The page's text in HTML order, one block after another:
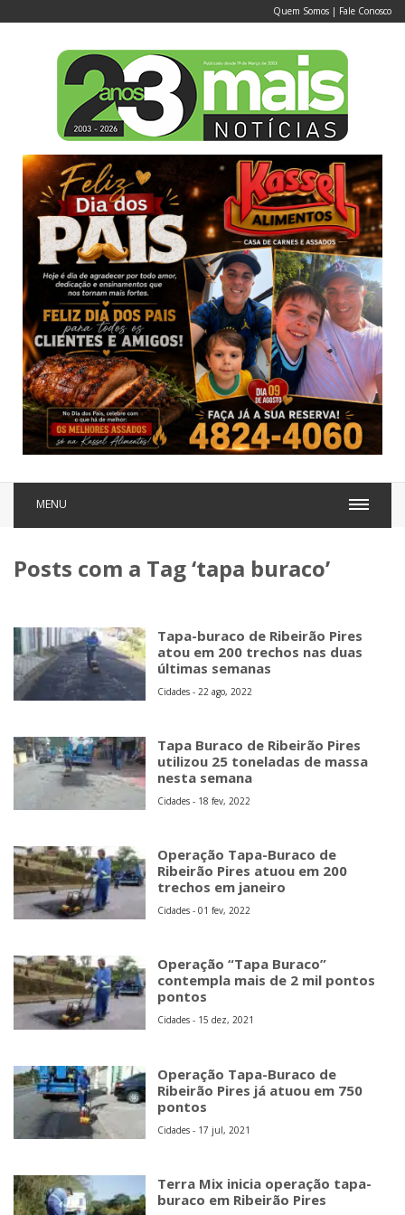
Quem Somos | Fale Conosco
MENU
Posts com a Tag ‘tapa buraco’
Tapa-buraco de Ribeirão Pires
atou em 200 trechos nas duas
últimas semanas
Cidades - 22 ago, 2022
Tapa Buraco de Ribeirão Pires
utilizou 25 toneladas de massa
nesta semana
Cidades - 18 fev, 2022
Operação Tapa-Buraco de
Ribeirão Pires atuou em 200
trechos em janeiro
Cidades - 01 fev, 2022
Operação “Tapa Buraco”
contempla mais de 2 mil pontos
pontos
Cidades - 15 dez, 2021
Operação Tapa-Buraco de
Ribeirão Pires já atuou em 750
pontos
Cidades - 17 jul, 2021
Terra Mix inicia operação tapa-
buraco em Ribeirão Pires